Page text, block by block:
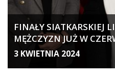
FINAŁY SIATKARSKIEJ
MĘŻCZYZN JUŻ W
18 KWIETNIA RUSZA
3 KWIETNIA 2024